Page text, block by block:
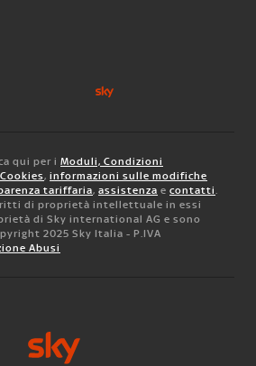
qui per i Moduli, Condizioni
, informazioni sulle modifiche
tariffaria, assistenza e contatti.
di proprietà intellettuale in essi
di Sky international AG e sono
2025 Sky Italia - P.IVA
Abusi